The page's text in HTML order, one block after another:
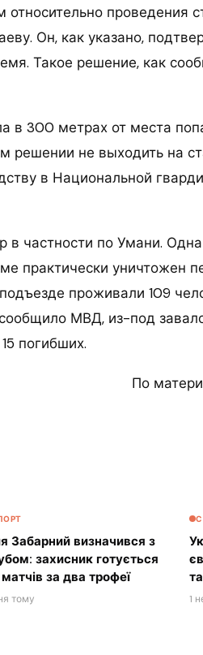
относительно проведения
Он, как указано,
Такое решение, как
в 300 метрах от места
решении не выходить на
в Национальной
в частности по Умани.
практически уничтожен
проживали 109
МВД, из-под
погибших.
По
Забарний визначився з
захисник готується
за два трофеї
тому 1